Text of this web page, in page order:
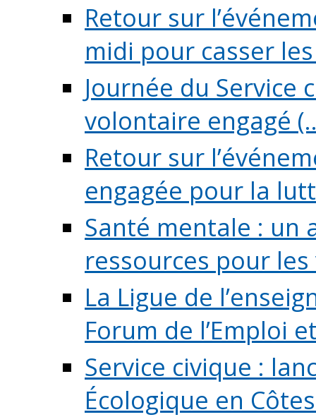
Retour sur
midi pour casser les
Journée du Service
volontaire engagé
Retour sur
engagée pour la
Santé mentale : un
ressources pour
La Ligue de
Forum de l’Emploi
Service civique :
Écologique en